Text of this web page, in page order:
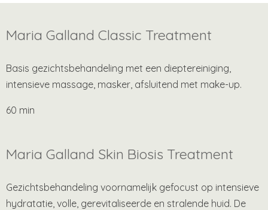
Maria Galland Classic Treatment
Basis gezichtsbehandeling met een dieptereiniging,
intensieve massage, masker, afsluitend met make-up.
60 min
Maria Galland Skin Biosis Treatment
Gezichtsbehandeling voornamelijk gefocust op intensieve
hydratatie, volle, gerevitaliseerde en stralende huid. De